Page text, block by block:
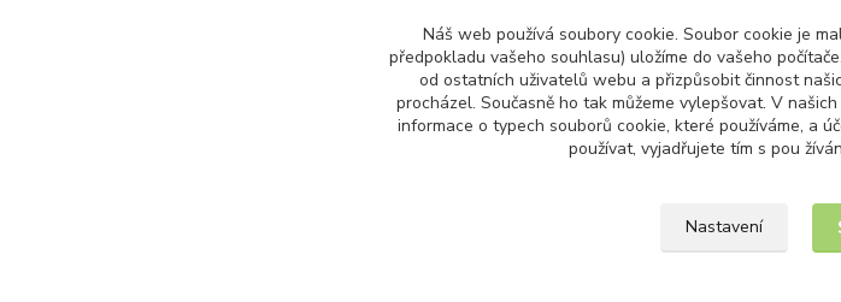
Zboží zařazeno v kategoriích
Všechny produkty Dům a
Upravit sběr
Náš web používá soubory cookie. Soubor cookie je
předpokladu vašeho souhlasu) uložíme do vašeho
od ostatních uživatelů webu a přizpůsobit činnost
procházel. Současně ho tak můžeme vylepšovat. V
informace o typech souborů cookie, které používáme, a
používat, vyjadřujete tím s pou
Nastavení